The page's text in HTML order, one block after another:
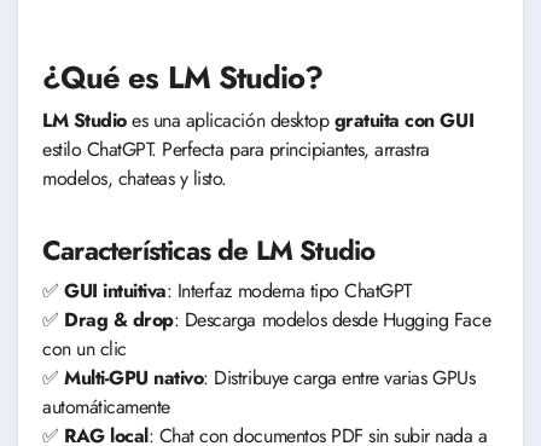
¿Qué es LM Studio?
LM Studioes una aplicación desktopgratuita con GUI
estilo ChatGPT. Perfecta para principiantes, arrastra
modelos, chateas y listo.
Características de LM Studio
✅GUI intuitiva: Interfaz moderna tipo ChatGPT
✅ Drag & drop: Descarga modelos desde Hugging Face
con un clic
✅Multi-GPU nativo: Distribuye carga entre varias GPUs
automáticamente
✅ RAG local: Chat con documentos PDF sin subir nada a